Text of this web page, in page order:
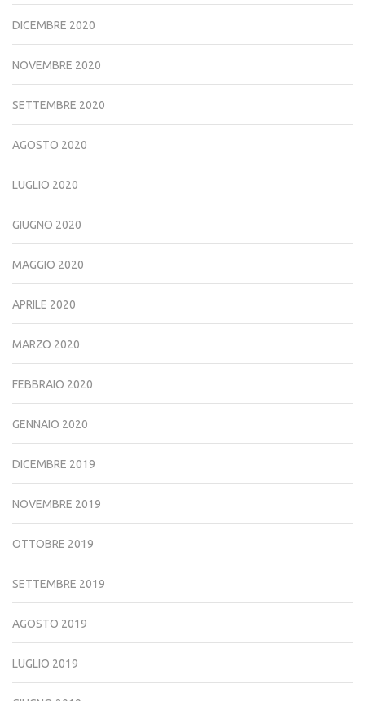
DICEMBRE 2020
NOVEMBRE 2020
SETTEMBRE 2020
AGOSTO 2020
LUGLIO 2020
GIUGNO 2020
MAGGIO 2020
APRILE 2020
MARZO 2020
FEBBRAIO 2020
GENNAIO 2020
DICEMBRE 2019
NOVEMBRE 2019
OTTOBRE 2019
SETTEMBRE 2019
AGOSTO 2019
LUGLIO 2019